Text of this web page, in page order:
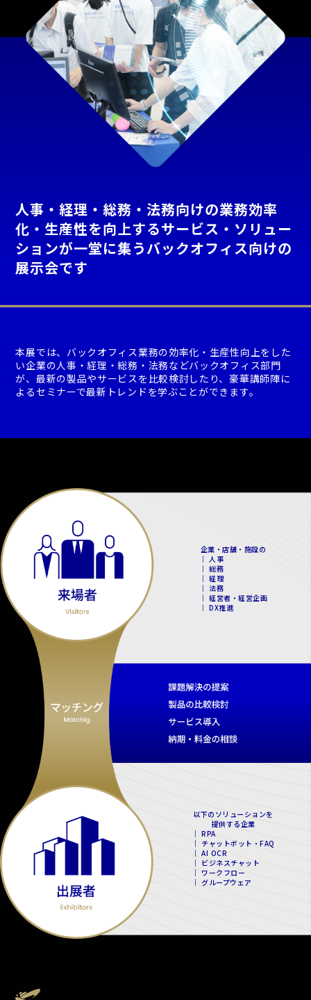
人事・経理・総務・法務向けの業務効率
化・生産性を向上するサービス・ソリュー
ションが一堂に集うバックオフィス向けの
展示会です
本展では、バックオフィス業務の効率化・生産性向上をした
い企業の人事・経理・総務・法務などバックオフィス部門
が、最新の製品やサービスを比較検討したり、豪華講師陣に
よるセミナーで最新トレンドを学ぶことができます。
企業・店舗・施設の
｜ 人事
｜ 総務
｜ 経理
｜ 法務
｜ 経営者・経営企画
｜ DX推進
以下のソリューションを
提供する企業
｜ RPA
｜ チャットボット・FAQ
｜ AI OCR
｜ ビジネスチャット
｜ ワークフロー
｜ グループウェア